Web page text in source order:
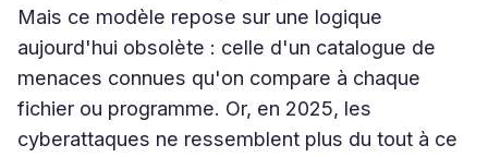
Mais ce modèle repose sur une logique
aujourd'hui obsolète : celle d'un catalogue de
menaces connues qu'on compare à chaque
fichier ou programme. Or, en 2025, les
cyberattaques ne ressemblent plus du tout à ce